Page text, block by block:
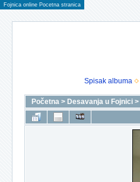
Fojnica online Pocetna stranica
Spisak albuma
Početna > Desavanja u Fojnici >